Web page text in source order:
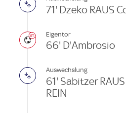
71' Dzeko RAUS
Eigentor
66' D'Ambrosio
Auswechslung
61' Sabitzer
REIN